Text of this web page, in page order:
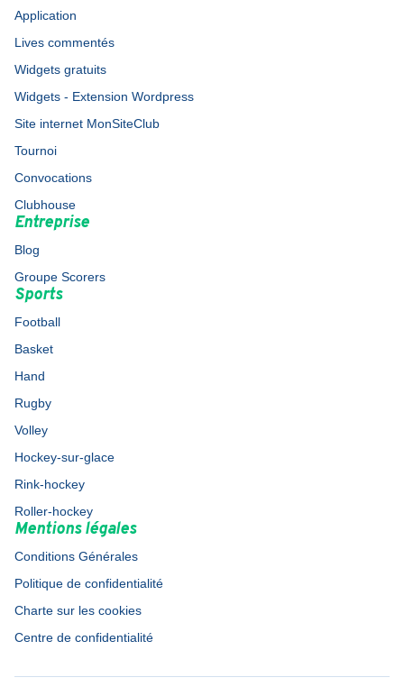
Application
Lives commentés
Widgets gratuits
Widgets - Extension Wordpress
Site internet MonSiteClub
Tournoi
Convocations
Clubhouse
Entreprise
Blog
Groupe Scorers
Sports
Football
Basket
Hand
Rugby
Volley
Hockey-sur-glace
Rink-hockey
Roller-hockey
Mentions légales
Conditions Générales
Politique de confidentialité
Charte sur les cookies
Centre de confidentialité